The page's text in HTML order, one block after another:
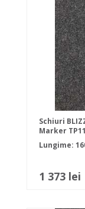
Schiuri
Marker
Lungime:
1 373 lei